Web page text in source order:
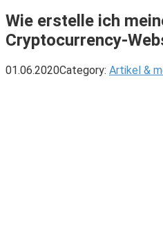
Wie erstelle ich
Cryptocurrency-
01.06.2020Category: Artikel &